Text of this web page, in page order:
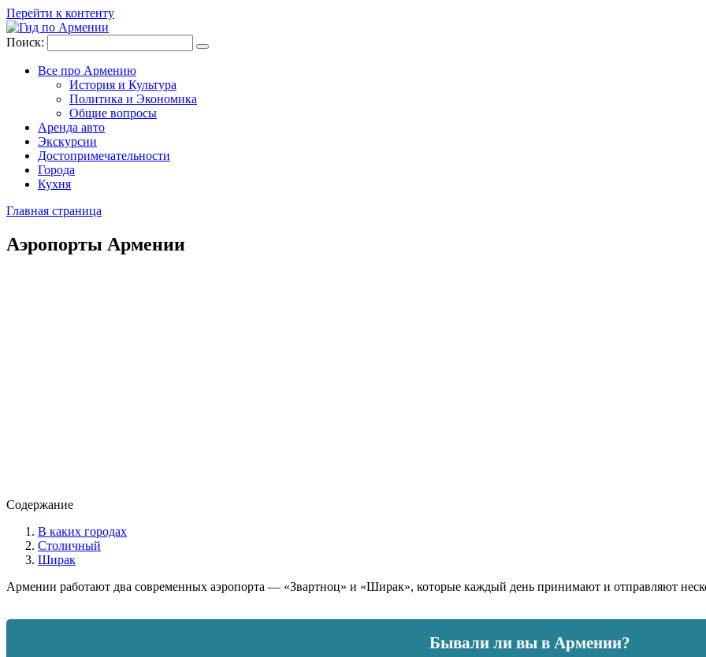
Перейти к контенту
Поиск:
Все про Армению
История и Культура
Политика и Экономика
Общие вопросы
Аренда авто
Экскурсии
Достопримечательности
Города
Кухня
Главная страница
Аэропорты Армении
Содержание
В каких городах
Столичный
Ширак
Армении работают два современных аэропорта — «Звартноц» и «Ширак», которые каждый день принимают и отправляют
Бывали ли вы в Армении?